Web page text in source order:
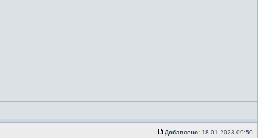
Добавлено: 18.01.2023 09:50